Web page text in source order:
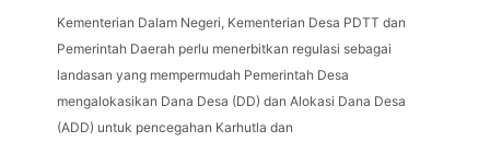
Kementerian Dalam Negeri, Kementerian Desa PDTT dan
Pemerintah Daerah perlu menerbitkan regulasi sebagai
landasan yang mempermudah Pemerintah Desa
mengalokasikan Dana Desa (DD) dan Alokasi Dana Desa
(ADD) untuk pencegahan Karhutla dan